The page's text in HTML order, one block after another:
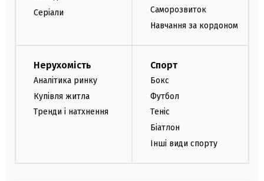
Серіали
Саморозвиток
Навчання за кордоном
Нерухомість
Аналітика ринку
Купівля житла
Тренди і натхнення
Спорт
Бокс
Футбол
Теніс
Біатлон
Інші види спорту